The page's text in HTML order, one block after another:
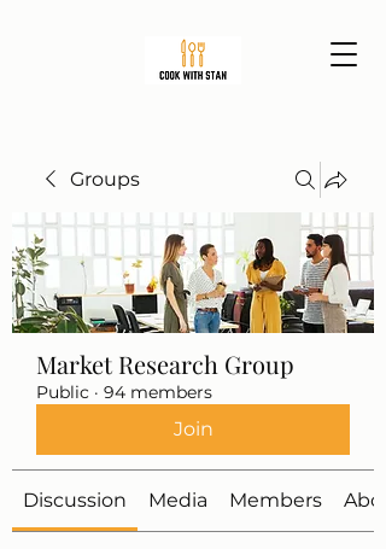
Groups
Market Research Group
Public · 94 members
Join
Discussion Media Members